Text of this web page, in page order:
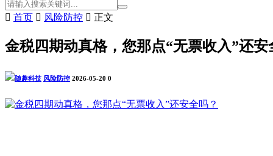
 首页  风险防控  正文
金税四期动真格，您那点“无票收入”还安
随趣科技 风险防控 2026-05-20 0